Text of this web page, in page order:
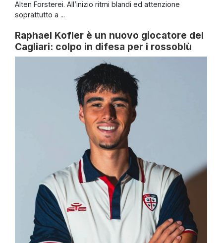
Alten Forsterei. All’inizio ritmi blandi ed attenzione
soprattutto a ...
Raphael Kofler è un nuovo giocatore del
Cagliari: colpo in difesa per i rossoblù